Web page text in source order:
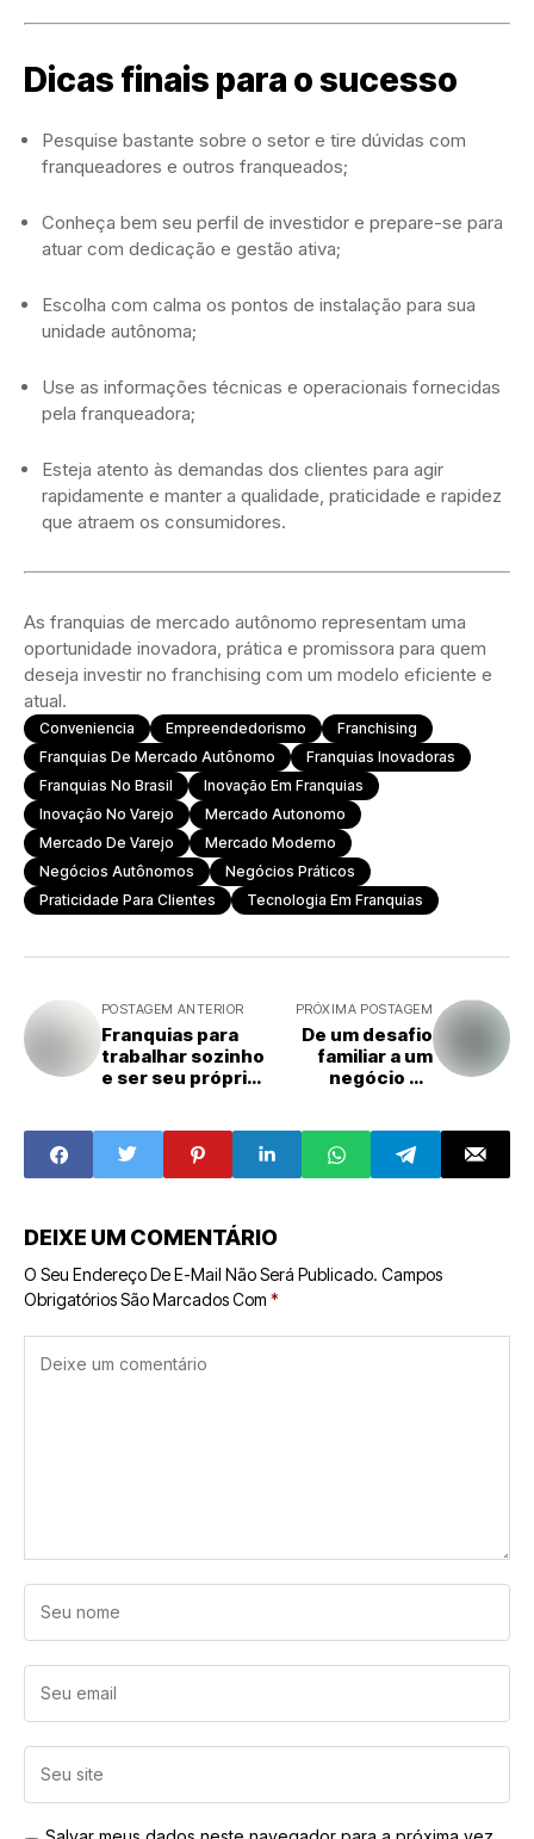
Dicas finais para o sucesso
Pesquise bastante sobre o setor e tire dúvidas com
franqueadores e outros franqueados;
Conheça bem seu perfil de investidor e prepare-se para
atuar com dedicação e gestão ativa;
Escolha com calma os pontos de instalação para sua
unidade autônoma;
Use as informações técnicas e operacionais fornecidas
pela franqueadora;
Esteja atento às demandas dos clientes para agir
rapidamente e manter a qualidade, praticidade e rapidez
que atraem os consumidores.
As franquias de mercado autônomo representam uma
oportunidade inovadora, prática e promissora para quem
deseja investir no franchising com um modelo eficiente e
atual.
Conveniencia Empreendedorismo
Franchising
Franquias De Mercado Autônomo
Franquias Inovadoras
Franquias No Brasil
Inovação Em Franquias
Inovação No Varejo
Mercado Autonomo
Mercado De Varejo
Mercado Moderno
Negócios Autônomos
Negócios Práticos
Praticidade Para Clientes
Tecnologia Em Franquias
POSTAGEM ANTERIOR
Franquias para
trabalhar sozinho
e ser seu próprio
PRÓXIMA POSTAGEM
De um desafio
familiar a um
negócio de
encontrou
propósito ao
investir na
DEIXE UM COMENTÁRIO
O Seu Endereço De E-Mail Não Será Publicado. Campos
Obrigatórios São Marcados Com *